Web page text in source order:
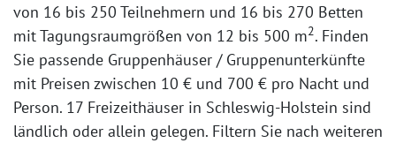
von 16 bis 250 Teilnehmern und 16 bis 270 Betten
mit Tagungsraumgrößen von 12 bis 500 m2. Finden
Sie passende Gruppenhäuser / Gruppenunterkünfte
mit Preisen zwischen 10 € und 700 € pro Nacht und
Person. 17 Freizeithäuser in Schleswig-Holstein sind
ländlich oder allein gelegen. Filtern Sie nach weiteren